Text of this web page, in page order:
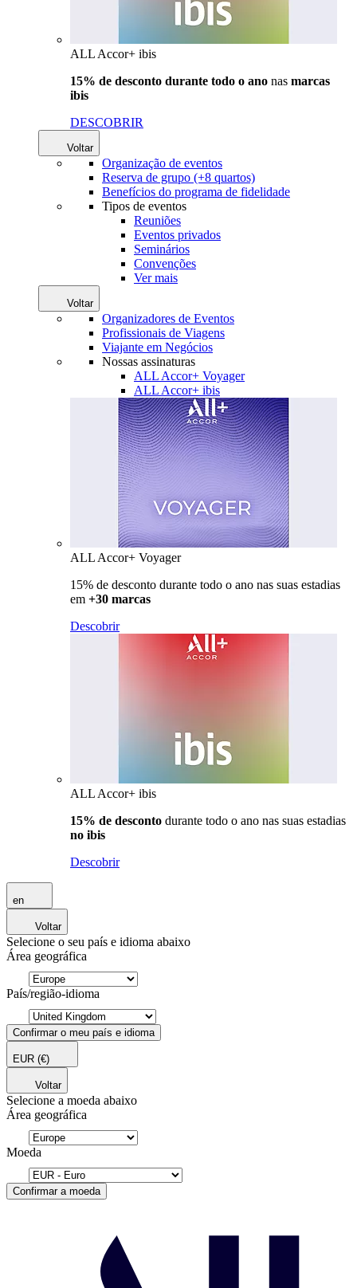
ALL Accor+ ibis
15% de desconto durante todo o ano nas marcas
ibis
DESCOBRIR
Voltar
Organização de eventos
Reserva de grupo (+8 quartos)
Benefícios do programa de fidelidade
Tipos de eventos
Reuniões
Eventos privados
Seminários
Convenções
Ver mais
Voltar
Organizadores de Eventos
Profissionais de Viagens
Viajante em Negócios
Nossas assinaturas
ALL Accor+ Voyager
ALL Accor+ ibis
ALL Accor+ Voyager
15% de desconto durante todo o ano nas suas estadias
em +30 marcas
Descobrir
ALL Accor+ ibis
15% de desconto durante todo o ano nas suas estadias
no ibis
Descobrir
en
Voltar
Selecione o seu país e idioma abaixo
Área geográfica
País/região-idioma
Confirmar o meu país e idioma
EUR (€)
Voltar
Selecione a moeda abaixo
Área geográfica
Moeda
Confirmar a moeda